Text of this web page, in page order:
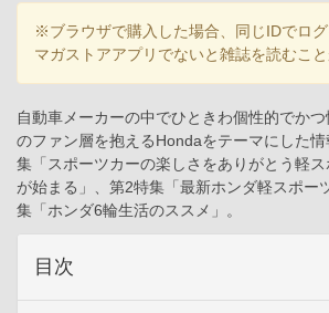
※ブラウザで購入した場合、同じIDでロ
マガストアアプリでないと雑誌を読むこと
自動車メーカーの中でひときわ個性的でかつ
のファン層を抱えるHondaをテーマにした
集「スポーツカーの楽しさをありがとう軽
が始まる」、第2特集「最新ホンダ軽スポー
集「ホンダ6輪生活のススメ」。
目次